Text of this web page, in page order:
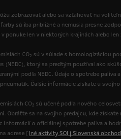
zobrazovať alebo sa vzťahovať na
sú iba približné a nemusia presne
ponuke len v niektorých krajinách alebo
CO2 sú v súlade s homologizáciou
(NEDC), ktorý sa predtým používal ako
podľa NEDC. Údaje o spotrebe paliva a
Ďalšie informácie získate u
CO2 sú učené podľa nového
Obráťte sa na svojho predajcu, kde
o oficiálnej spotrebe paliva a
adrese [ Iné aktivity SOI | Slovenská